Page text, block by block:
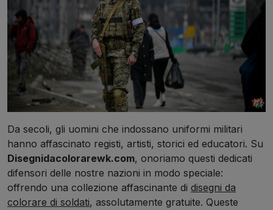
Da secoli, gli uomini che indossano uniformi militari
hanno affascinato registi, artisti, storici ed educatori. Su
Disegnidacolorarewk.com, onoriamo questi dedicati
difensori delle nostre nazioni in modo speciale:
offrendo una collezione affascinante di disegni da
colorare di soldati, assolutamente gratuite. Queste